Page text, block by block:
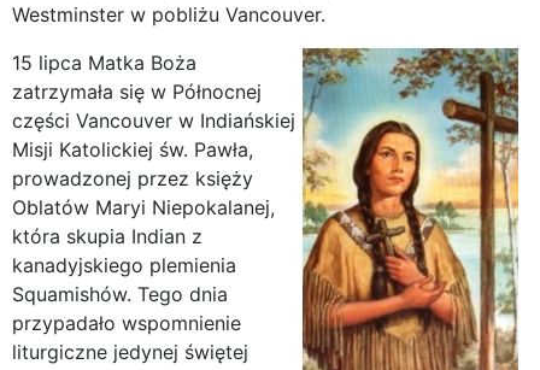
Westminster w pobliżu Vancouver.
15 lipca Matka Boża
zatrzymała się w Północnej
części Vancouver w Indiańskiej
Misji Katolickiej św. Pawła,
prowadzonej przez księży
Oblatów Maryi Niepokalanej,
która skupia Indian z
kanadyjskiego plemienia
Squamishów. Tego dnia
przypadało wspomnienie
liturgiczne jedynej świętej